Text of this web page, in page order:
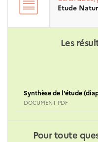
Etude
Les
Synthèse de l'étude
DOCUMENT PDF
Pour toute